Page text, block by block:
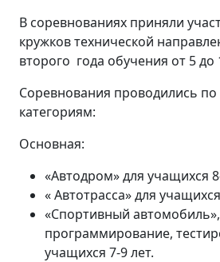
В соревнованиях приняли
кружков технической
второго года обучения от 5 до
Соревнования проводились
категориям:
Основная:
«Автодром» для учащихся
« Автотрасса» для
«Спортивный
программирование,
учащихся 7-9 лет.